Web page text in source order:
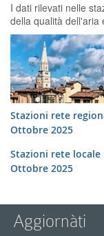
I dati rilevati nelle
della qualità dell'aria
Stazioni rete
Ottobre 2025
Stazioni rete
Ottobre 2025
Aggiornàti